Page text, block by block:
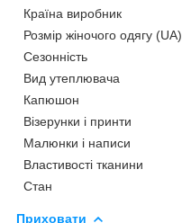
Країна виробник
Розмір жіночого одягу (UA)
Сезонність
Вид утеплювача
Капюшон
Візерунки і принти
Малюнки і написи
Властивості тканини
Стан
Приховати